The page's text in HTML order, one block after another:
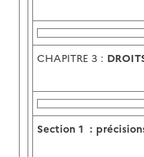
CHAPITRE 3 :
Section 1 :